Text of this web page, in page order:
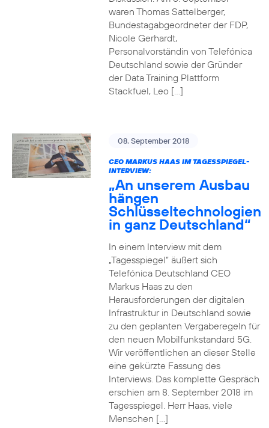
waren Thomas Sattelberger,
Bundestagabgeordneter der FDP,
Nicole Gerhardt,
Personalvorständin von Telefónica
Deutschland sowie der Gründer
der Data Training Plattform
Stackfuel, Leo […]
08. September 2018
CEO MARKUS HAAS IM TAGESSPIEGEL-
INTERVIEW:
„An unserem Ausbau
hängen
Schlüsseltechnologien
in ganz Deutschland“
In einem Interview mit dem
„Tagesspiegel“ äußert sich
Telefónica Deutschland CEO
Markus Haas zu den
Herausforderungen der digitalen
Infrastruktur in Deutschland sowie
zu den geplanten Vergaberegeln für
den neuen Mobilfunkstandard 5G.
Wir veröffentlichen an dieser Stelle
eine gekürzte Fassung des
Interviews. Das komplette Gespräch
erschien am 8. September 2018 im
Tagesspiegel. Herr Haas, viele
Menschen […]